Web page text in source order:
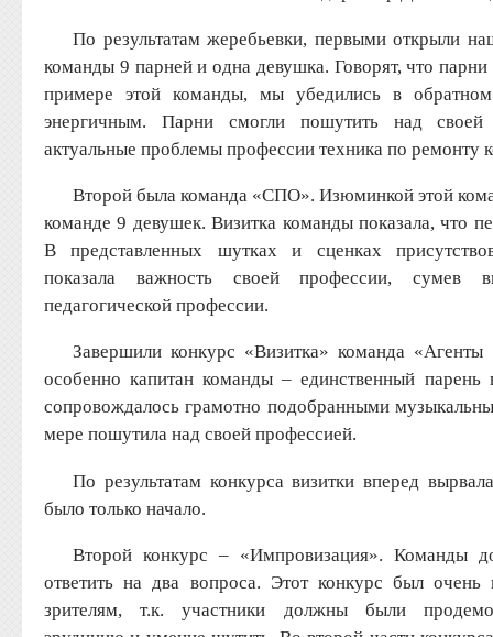
По результатам жеребьевки, первыми открыли
команды 9 парней и одна девушка. Говорят, что
примере этой команды, мы убедились в
энергичным. Парни смогли пошутить над своей
актуальные проблемы профессии техника по ремонту
Второй была команда «СПО». Изюминкой этой
команде 9 девушек. Визитка команды показала, что
В представленных шутках и сценках
показала важность своей профессии, сумев
педагогической профессии.
Завершили конкурс «Визитка» команда
особенно капитан команды – единственный
сопровождалось грамотно подобранными
мере пошутила над своей профессией.
По результатам конкурса визитки вперед
было только начало.
Второй конкурс – «Импровизация». Команды
ответить на два вопроса. Этот конкурс был
зрителям, т.к. участники должны были